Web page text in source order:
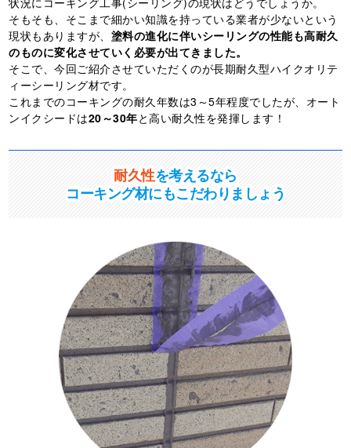
そもそも、そこまで細かい知識を持っている業者が少ないという
現状もありますが、 塗料の進化に伴いシーリングの性能も高耐久
のものに変化させていく必要が出てきました。
そこで、今回ご紹介させていただくのが長期耐久型ハイクオリテ
ィーシーリング材です。
これまでのコーキングの耐久年数は3～5年程度でしたが、オート
ンイクシードは20～30年と高い耐久性を発揮します！
耐久性を考えるなら
コーキング材にもこだわりましょう